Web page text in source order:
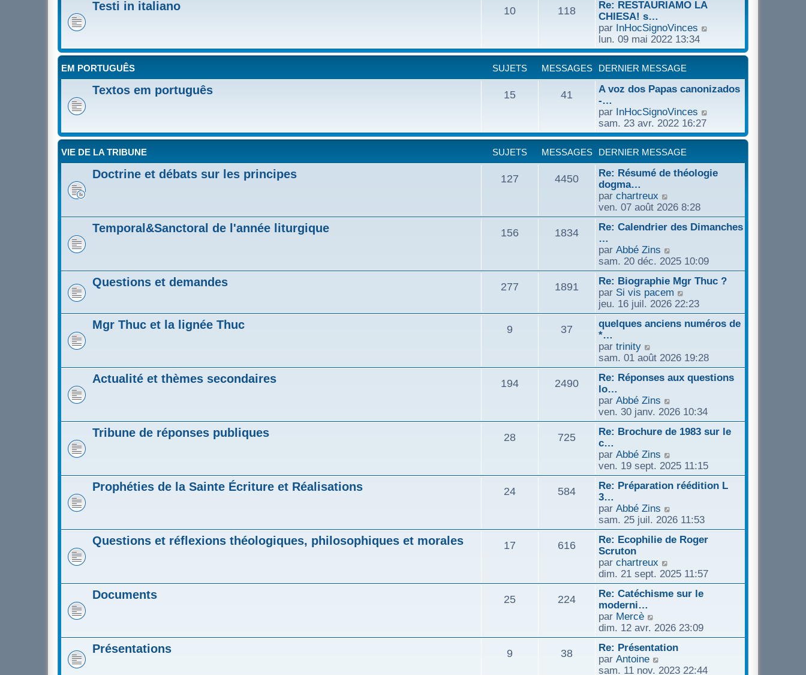
e
s
g
e
r
i
e
r
m
s
a
g
e
t
e
r
l
e
d
e
r
i
e
r
m
s
g
e
Testi in italiano 10 118
Re: RESTAURIAMO LA
CHIESA! s…
par InHocSignoVinces
n
l
t
e
e
r
r
m
s
a
lun. 09 mai 2022 13:34
EM PORTUGUÊS SUJETS MESSAGES DERNIER MESSAGE
Textos em português 15 41
A voz dos Papas canonizados
-…
par InHocSignoVinces
n
l
t
e
r
n
i
m
e
a
g
e
sam. 23 avr. 2022 16:27
VIE DE LA TRIBUNE SUJETS MESSAGES DERNIER MESSAGE
Doctrine et débats sur les principes 127 4450
Re: Résumé de théologie
dogma…
par chartreux
o
n
s
l
t
e
r
l
e
d
n
i
e
m
e
s
s
g
e
ven. 07 août 2026 8:28
Temporal&Sanctoral de l'année liturgique 156 1834
Re: Calendrier des Dimanches
…
par Abbé Zins
o
n
s
u
l
t
e
l
e
d
n
i
e
e
s
s
e
sam. 20 déc. 2025 10:09
Questions et demandes 277 1891
Re: Biographie Mgr Thuc ?
par Si vis pacem
o
n
s
t
e
r
e
d
e
i
e
r
s
s
a
jeu. 16 juil. 2026 22:23
Mgr Thuc et la lignée Thuc 9 37
quelques anciens numéros de
*…
par trinity
o
n
s
l
t
e
r
e
d
e
n
e
r
e
s
s
a
e
sam. 01 août 2026 19:28
Actualité et thèmes secondaires 194 2490
Re: Réponses aux questions
lo…
par Abbé Zins
o
n
s
t
e
r
e
d
e
i
e
r
s
s
a
ven. 30 janv. 2026 10:34
Tribune de réponses publiques 28 725
Re: Brochure de 1983 sur le
c…
par Abbé Zins
o
n
s
t
e
r
e
d
e
i
e
r
e
ven. 19 sept. 2025 11:15
Prophéties de la Sainte Écriture et Réalisations 24 584
Re: Préparation réédition L
3…
par Abbé Zins
o
n
s
t
e
r
e
d
e
n
sam. 25 juil. 2026 11:53
Questions et réflexions théologiques, philosophiques et morales 17 616
Re: Ecophilie de Roger
Scruton
par chartreux
o
n
s
t
e
r
l
dim. 21 sept. 2025 11:57
Documents 25 224
Re: Catéchisme sur le
moderni…
par Mercè
o
n
s
u
l
dim. 12 avr. 2026 23:09
Présentations 9 38
Re: Présentation
par Antoine
o
sam. 11 nov. 2023 22:44